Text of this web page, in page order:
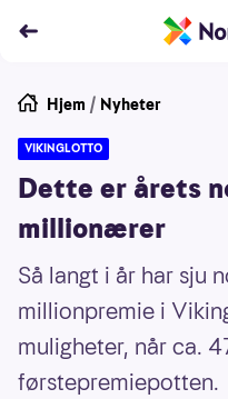
Hjem / Nyheter
VIKINGLOTTO
Dette er årets
millionærer
Så langt i år har sju
millionpremie i
muligheter, når ca.
førstepremiepotten.